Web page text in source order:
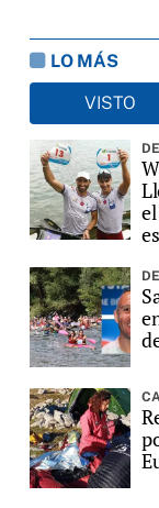
LO MÁS
VISTO